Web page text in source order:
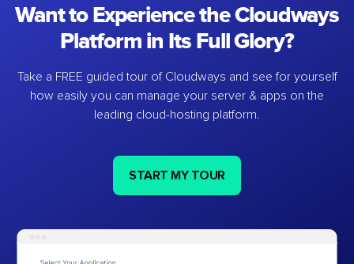
Want to Experience the Cloudways
Platform in Its Full Glory?
Take a FREE guided tour of Cloudways and see for yourself
how easily you can manage your server & apps on the
leading cloud-hosting platform.
START MY TOUR